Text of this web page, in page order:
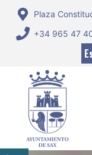
Saltar
contenido
Plaza
+34 965 47